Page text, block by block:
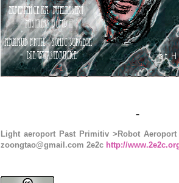
Light aeroport Past Primitiv >Robot
zoongtao@gmail.com 2e2c http://